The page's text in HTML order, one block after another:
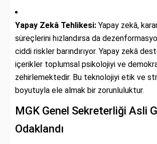
Yapay Zekâ Tehlikesi: Yapay zekâ,
süreçlerini hızlandırsa da
ciddi riskler barındırıyor. Yapay zekâ
içerikler toplumsal psikolojiyi ve
zehirlemektedir. Bu teknolojiyi etik ve
boyutuyla ele almak bir zorunluluktur.
MGK Genel Sekreterliği Asli
Odaklandı